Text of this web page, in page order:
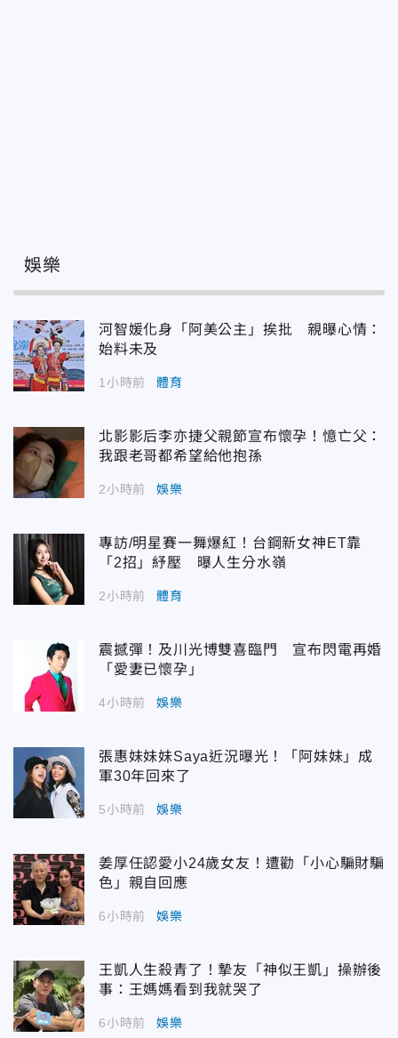
娛樂
河智媛化身「阿美公主」挨批 親曝心情：
始料未及
1小時前 體育
北影影后李亦捷父親節宣布懷孕！憶亡父：
我跟老哥都希望給他抱孫
2小時前 娛樂
專訪/明星賽一舞爆紅！台鋼新女神ET靠
「2招」紓壓 曝人生分水嶺
2小時前 體育
震撼彈！及川光博雙喜臨門 宣布閃電再婚
「愛妻已懷孕」
4小時前 娛樂
張惠妹妹妹Saya近況曝光！「阿妹妹」成
軍30年回來了
5小時前 娛樂
姜厚任認愛小24歲女友！遭勸「小心騙財騙
色」親自回應
6小時前 娛樂
王凱人生殺青了！摯友「神似王凱」操辦後
事：王媽媽看到我就哭了
6小時前 娛樂